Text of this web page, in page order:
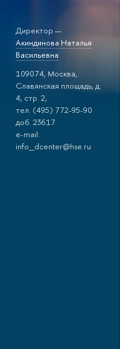
Директор —
Акиндинова Наталья
Васильевна
109074, Москва,
Славянская площадь, д.
4, стр. 2,
тел. (495) 772-95-90
доб. 23617
e-mail:
info_dcenter@hse.ru